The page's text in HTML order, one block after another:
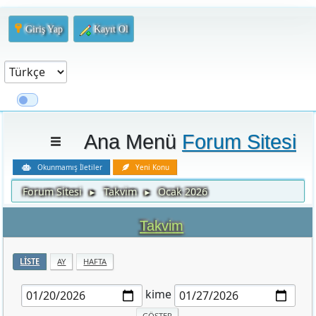
Giriş Yap Kayıt Ol
Ana Menü Forum Sitesi
Okunmamış İletiler Yeni Konu
Forum Sitesi ► Takvim ► Ocak 2026
Takvim
LISTE AY HAFTA
kime